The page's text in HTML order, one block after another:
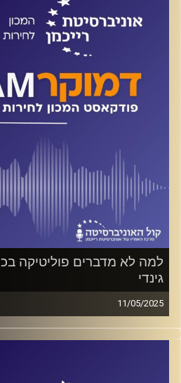
ועוד פחות בממשלה. על כל אלה
עם ד"ר רעות איצקוביץ'-מלכה
המכון לחירות ואחריות
למה לא מדברים פוליטיקה
גינדי
11/05/2025
פודקאסט המכון לחירות ואחריות